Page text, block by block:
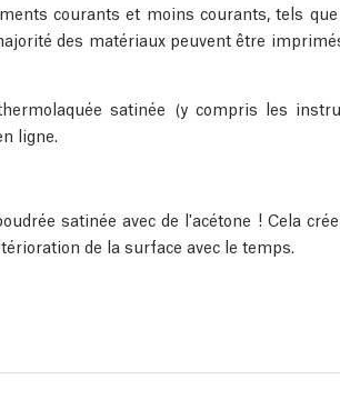
courants et moins courants, tels que
des matériaux peuvent être
satinée (y compris les
ligne.
satinée avec de l'acétone ! Cela
de la surface avec le temps.